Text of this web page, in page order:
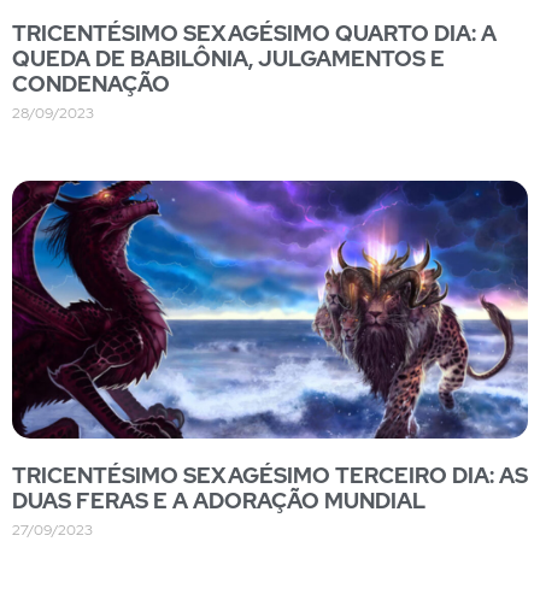
TRICENTÉSIMO SEXAGÉSIMO QUARTO DIA: A
QUEDA DE BABILÔNIA, JULGAMENTOS E
CONDENAÇÃO
28/09/2023
TRICENTÉSIMO SEXAGÉSIMO TERCEIRO DIA: AS
DUAS FERAS E A ADORAÇÃO MUNDIAL
27/09/2023